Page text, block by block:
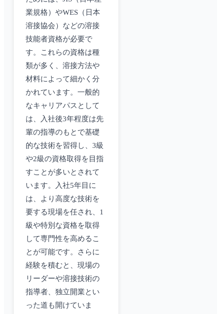
業規格）やWES（日本
溶接協会）などの溶接
技能者資格が必要で
す。これらの資格は種
類が多く、溶接方法や
材料によって細かく分
かれています。一般的
なキャリアパスとして
は、入社後3年程度は先
輩の指導のもとで基礎
的な技術を習得し、3級
や2級の資格取得を目指
すことが多いとされて
います。入社5年目に
は、より高度な技術を
要する現場を任され、1
級や特別な資格を取得
して専門性を高めるこ
とが可能です。さらに
経験を積むと、現場の
リーダーや溶接技術の
指導者、独立開業とい
った道も開けていま